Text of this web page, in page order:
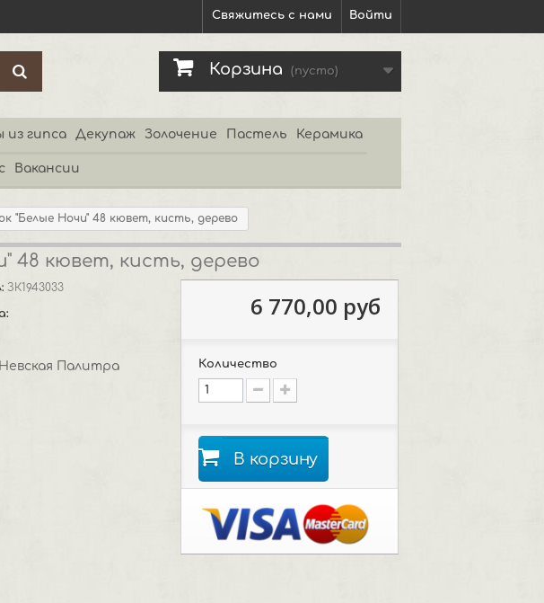
Войти
Свяжитесь с нами
Корзина (пусто)
из гипса Декупаж Золочение Пастель Керамика
Вакансии
"Белые Ночи" 48 кювет, кисть, дерево
48 кювет, кисть, дерево
ЗК1943033
Невская Палитра
6 770,00 руб
Количество
В корзину